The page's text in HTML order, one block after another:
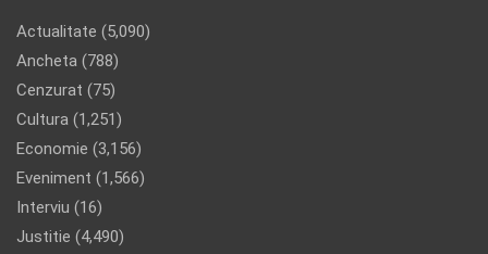
Actualitate (5,090)
Ancheta (788)
Cenzurat (75)
Cultura (1,251)
Economie (3,156)
Eveniment (1,566)
Interviu (16)
Justitie (4,490)